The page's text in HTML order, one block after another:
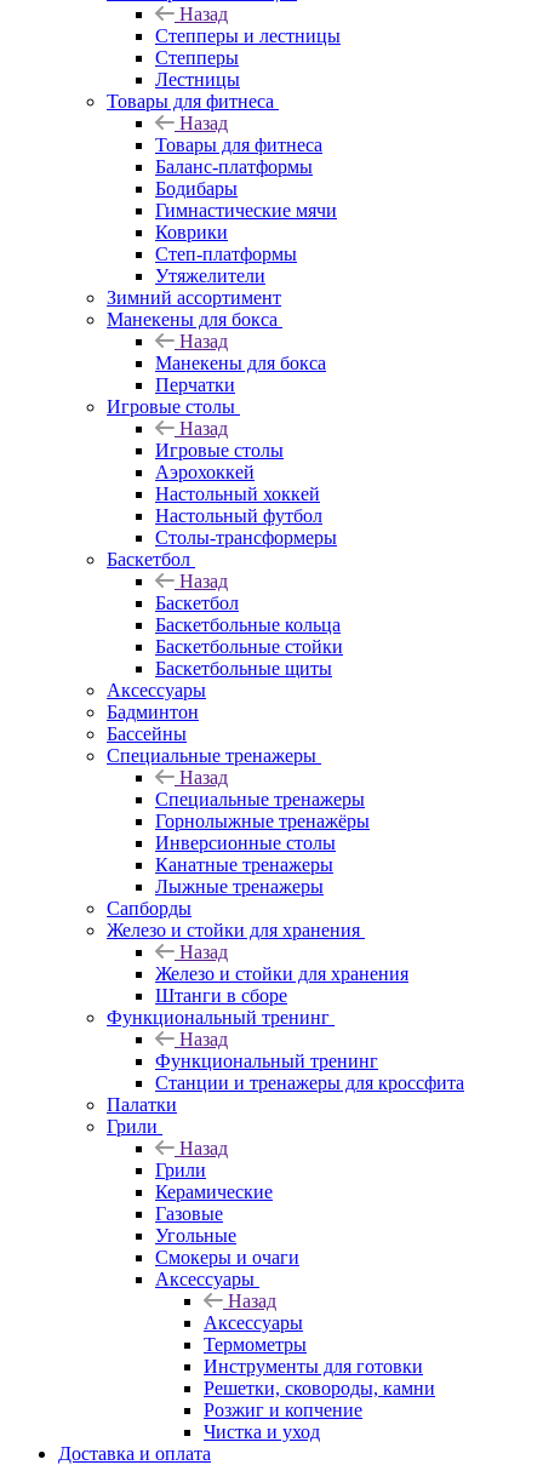
Назад
Степперы и лестницы
Степперы
Лестницы
Товары для фитнеса
Назад
Товары для фитнеса
Баланс-платформы
Бодибары
Гимнастические мячи
Коврики
Степ-платформы
Утяжелители
Зимний ассортимент
Манекены для бокса
Назад
Манекены для бокса
Перчатки
Игровые столы
Назад
Игровые столы
Аэрохоккей
Настольный хоккей
Настольный футбол
Столы-трансформеры
Баскетбол
Назад
Баскетбол
Баскетбольные кольца
Баскетбольные стойки
Баскетбольные щиты
Аксессуары
Бадминтон
Бассейны
Специальные тренажеры
Назад
Специальные тренажеры
Горнолыжные тренажёры
Инверсионные столы
Канатные тренажеры
Лыжные тренажеры
Сапборды
Железо и стойки для хранения
Назад
Железо и стойки для хранения
Штанги в сборе
Функциональный тренинг
Назад
Функциональный тренинг
Станции и тренажеры для кроссфита
Палатки
Грили
Назад
Грили
Керамические
Газовые
Угольные
Смокеры и очаги
Аксессуары
Назад
Аксессуары
Термометры
Инструменты для готовки
Решетки, сковороды, камни
Розжиг и копчение
Чистка и уход
Доставка и оплата